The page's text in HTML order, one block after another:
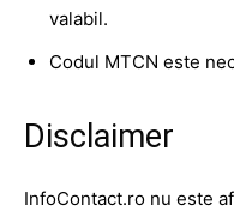
valabil.
Codul MTCN este
Disclaimer
InfoContact.ro nu este